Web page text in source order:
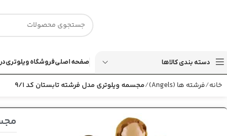
دسته بندی کالاها صفحه اصلیفروشگاه ویلوتری
خانه فرشته ها (Angels) مجسمه ویلوتری مدل فرشته تابستان کد 9/1